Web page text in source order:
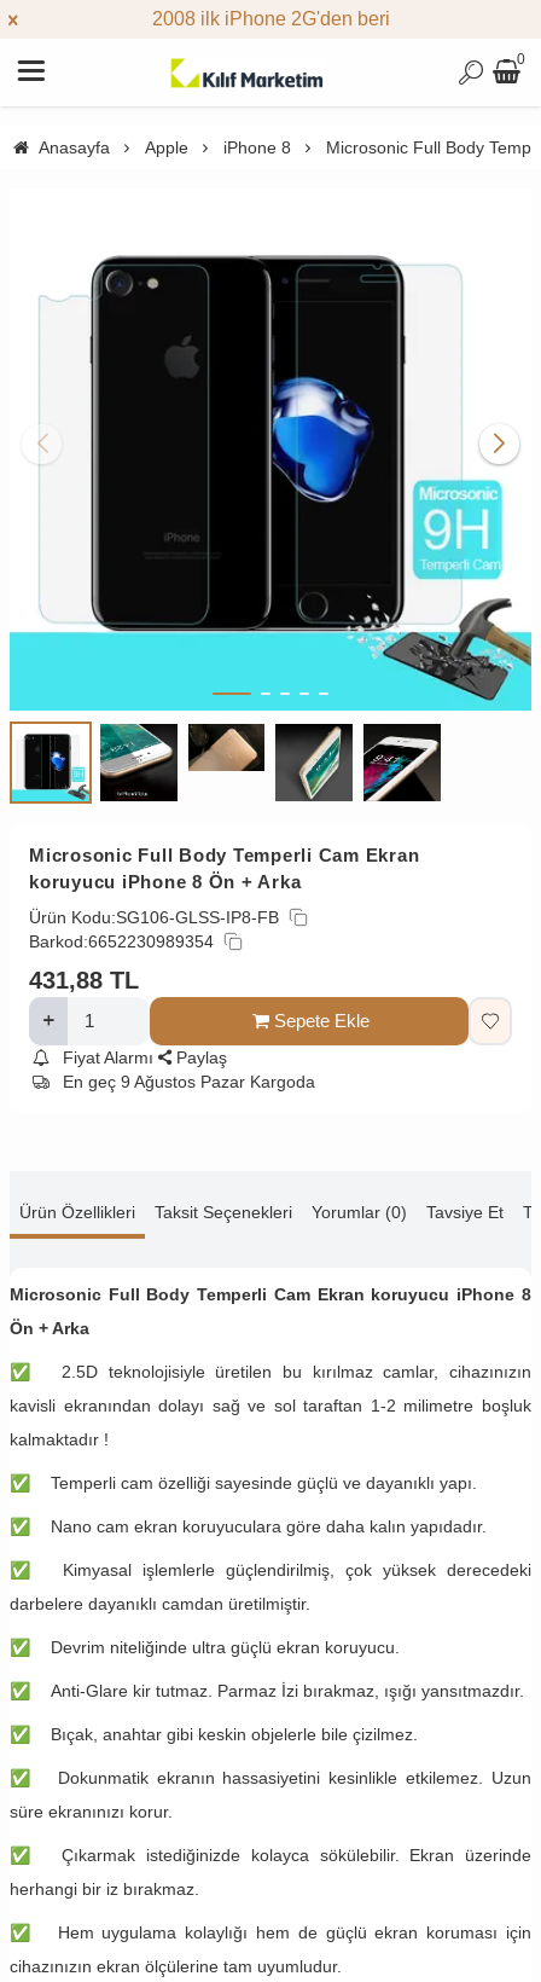
2008 ilk iPhone 2G'den beri
0
Anasayfa Apple iPhone 8 Microsonic Full Body
Microsonic Full Body Temperli Cam Ekran
koruyucu iPhone 8 Ön + Arka
Ürün Kodu:SG106-GLSS-IP8-FB
Barkod:6652230989354
431,88 TL
Sepete Ekle
Fiyat Alarmı
Paylaş
En geç 9 Ağustos Pazar Kargoda
Ürün Özellikleri Taksit Seçenekleri Yorumlar (0) Tavsiye Et
Microsonic Full Body Temperli Cam Ekran koruyucu iPhone 8
Ön + Arka
✅ 2.5D teknolojisiyle üretilen bu kırılmaz camlar, cihazınızın
kavisli ekranından dolayı sağ ve sol taraftan 1-2 milimetre boşluk
kalmaktadır !
✅ Temperli cam özelliği sayesinde güçlü ve dayanıklı yapı.
✅ Nano cam ekran koruyuculara göre daha kalın yapıdadır.
✅ Kimyasal işlemlerle güçlendirilmiş, çok yüksek derecedeki
darbelere dayanıklı camdan üretilmiştir.
✅ Devrim niteliğinde ultra güçlü ekran koruyucu.
✅ Anti-Glare kir tutmaz. Parmaz İzi bırakmaz, ışığı yansıtmazdır.
✅ Bıçak, anahtar gibi keskin objelerle bile çizilmez.
✅ Dokunmatik ekranın hassasiyetini kesinlikle etkilemez. Uzun
süre ekranınızı korur.
✅Çıkarmak istediğinizde kolayca sökülebilir. Ekran üzerinde
herhangi bir iz bırakmaz.
✅ Hem uygulama kolaylığı hem de güçlü ekran koruması için
cihazınızın ekran ölçülerine tam uyumludur.